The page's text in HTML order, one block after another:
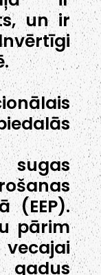
un ir
sugas
(EEP).
pārim